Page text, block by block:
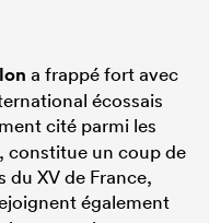
a frappé fort avec
écossais
cité parmi les
constitue un coup de
du XV de France,
également